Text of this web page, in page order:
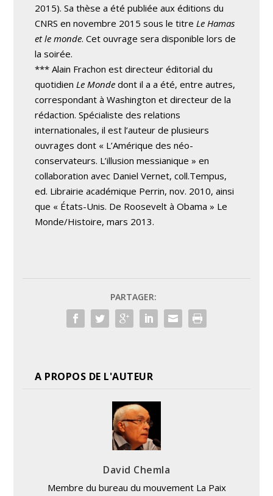
2015). Sa thèse a été publiée aux éditions du
CNRS en novembre 2015 sous le titreLe Hamas
et le monde. Cet ouvrage sera disponible lors de
la soirée.
*** Alain Frachon est directeur éditorial du
quotidienLe Monde dont il a a été, entre autres,
correspondant à Washington et directeur de la
rédaction. Spécialiste des relations
internationales, il est l’auteur de plusieurs
ouvrages dont « L’Amérique des néo-
conservateurs. L’illusion messianique » en
collaboration avec Daniel Vernet, coll.Tempus,
ed. Librairie académique Perrin, nov. 2010, ainsi
que « États-Unis. De Roosevelt à Obama » Le
Monde/Histoire, mars 2013.
PARTAGER:
A PROPOS DE L'AUTEUR
David Chemla
Membre du bureau du mouvement La Paix